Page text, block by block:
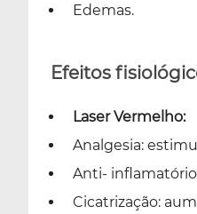
Edemas.
Efeitos
Laser Vermelho:
Analgesia:
Anti-
Cicatrização: